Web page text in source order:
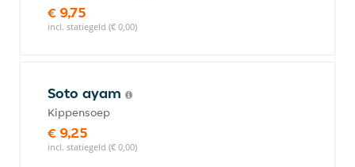
€ 9,75
incl. statiegeld (€ 0,00)
Soto ayam
Kippensoep
€ 9,25
incl. statiegeld (€ 0,00)